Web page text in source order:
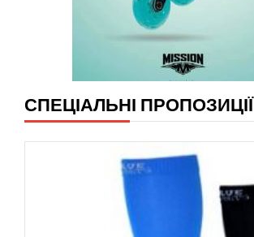
СПЕЦІАЛЬНІ ПРОПОЗИЦІЇ